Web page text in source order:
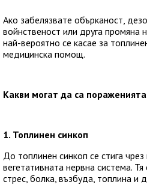
Ако забелязвате обърканост,
войнственост или друга промяна
най-вероятно се касае за
медицинска помощ.
Какви могат да са
1. Топлинен синкоп
До топлинен синкоп се стига
вегетативната нервна система.
стрес, болка, възбуда, топлина и